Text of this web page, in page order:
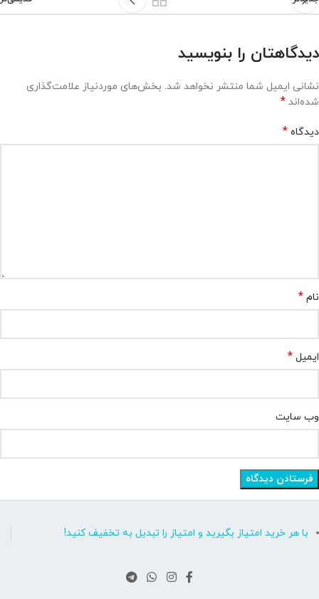
دیدگاهتان را بنویسید
نشانی ایمیل شما منتشر نخواهد شد. بخش‌های موردنیاز علامت‌گذاری
شده‌اند *
دیدگاه *
نام *
ایمیل *
وب‌ سایت
با هر خرید امتیاز بگیرید و امتیاز را تبدیل به تخفیف کنید!